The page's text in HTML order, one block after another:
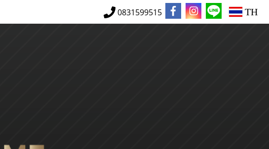
0831599515 TH